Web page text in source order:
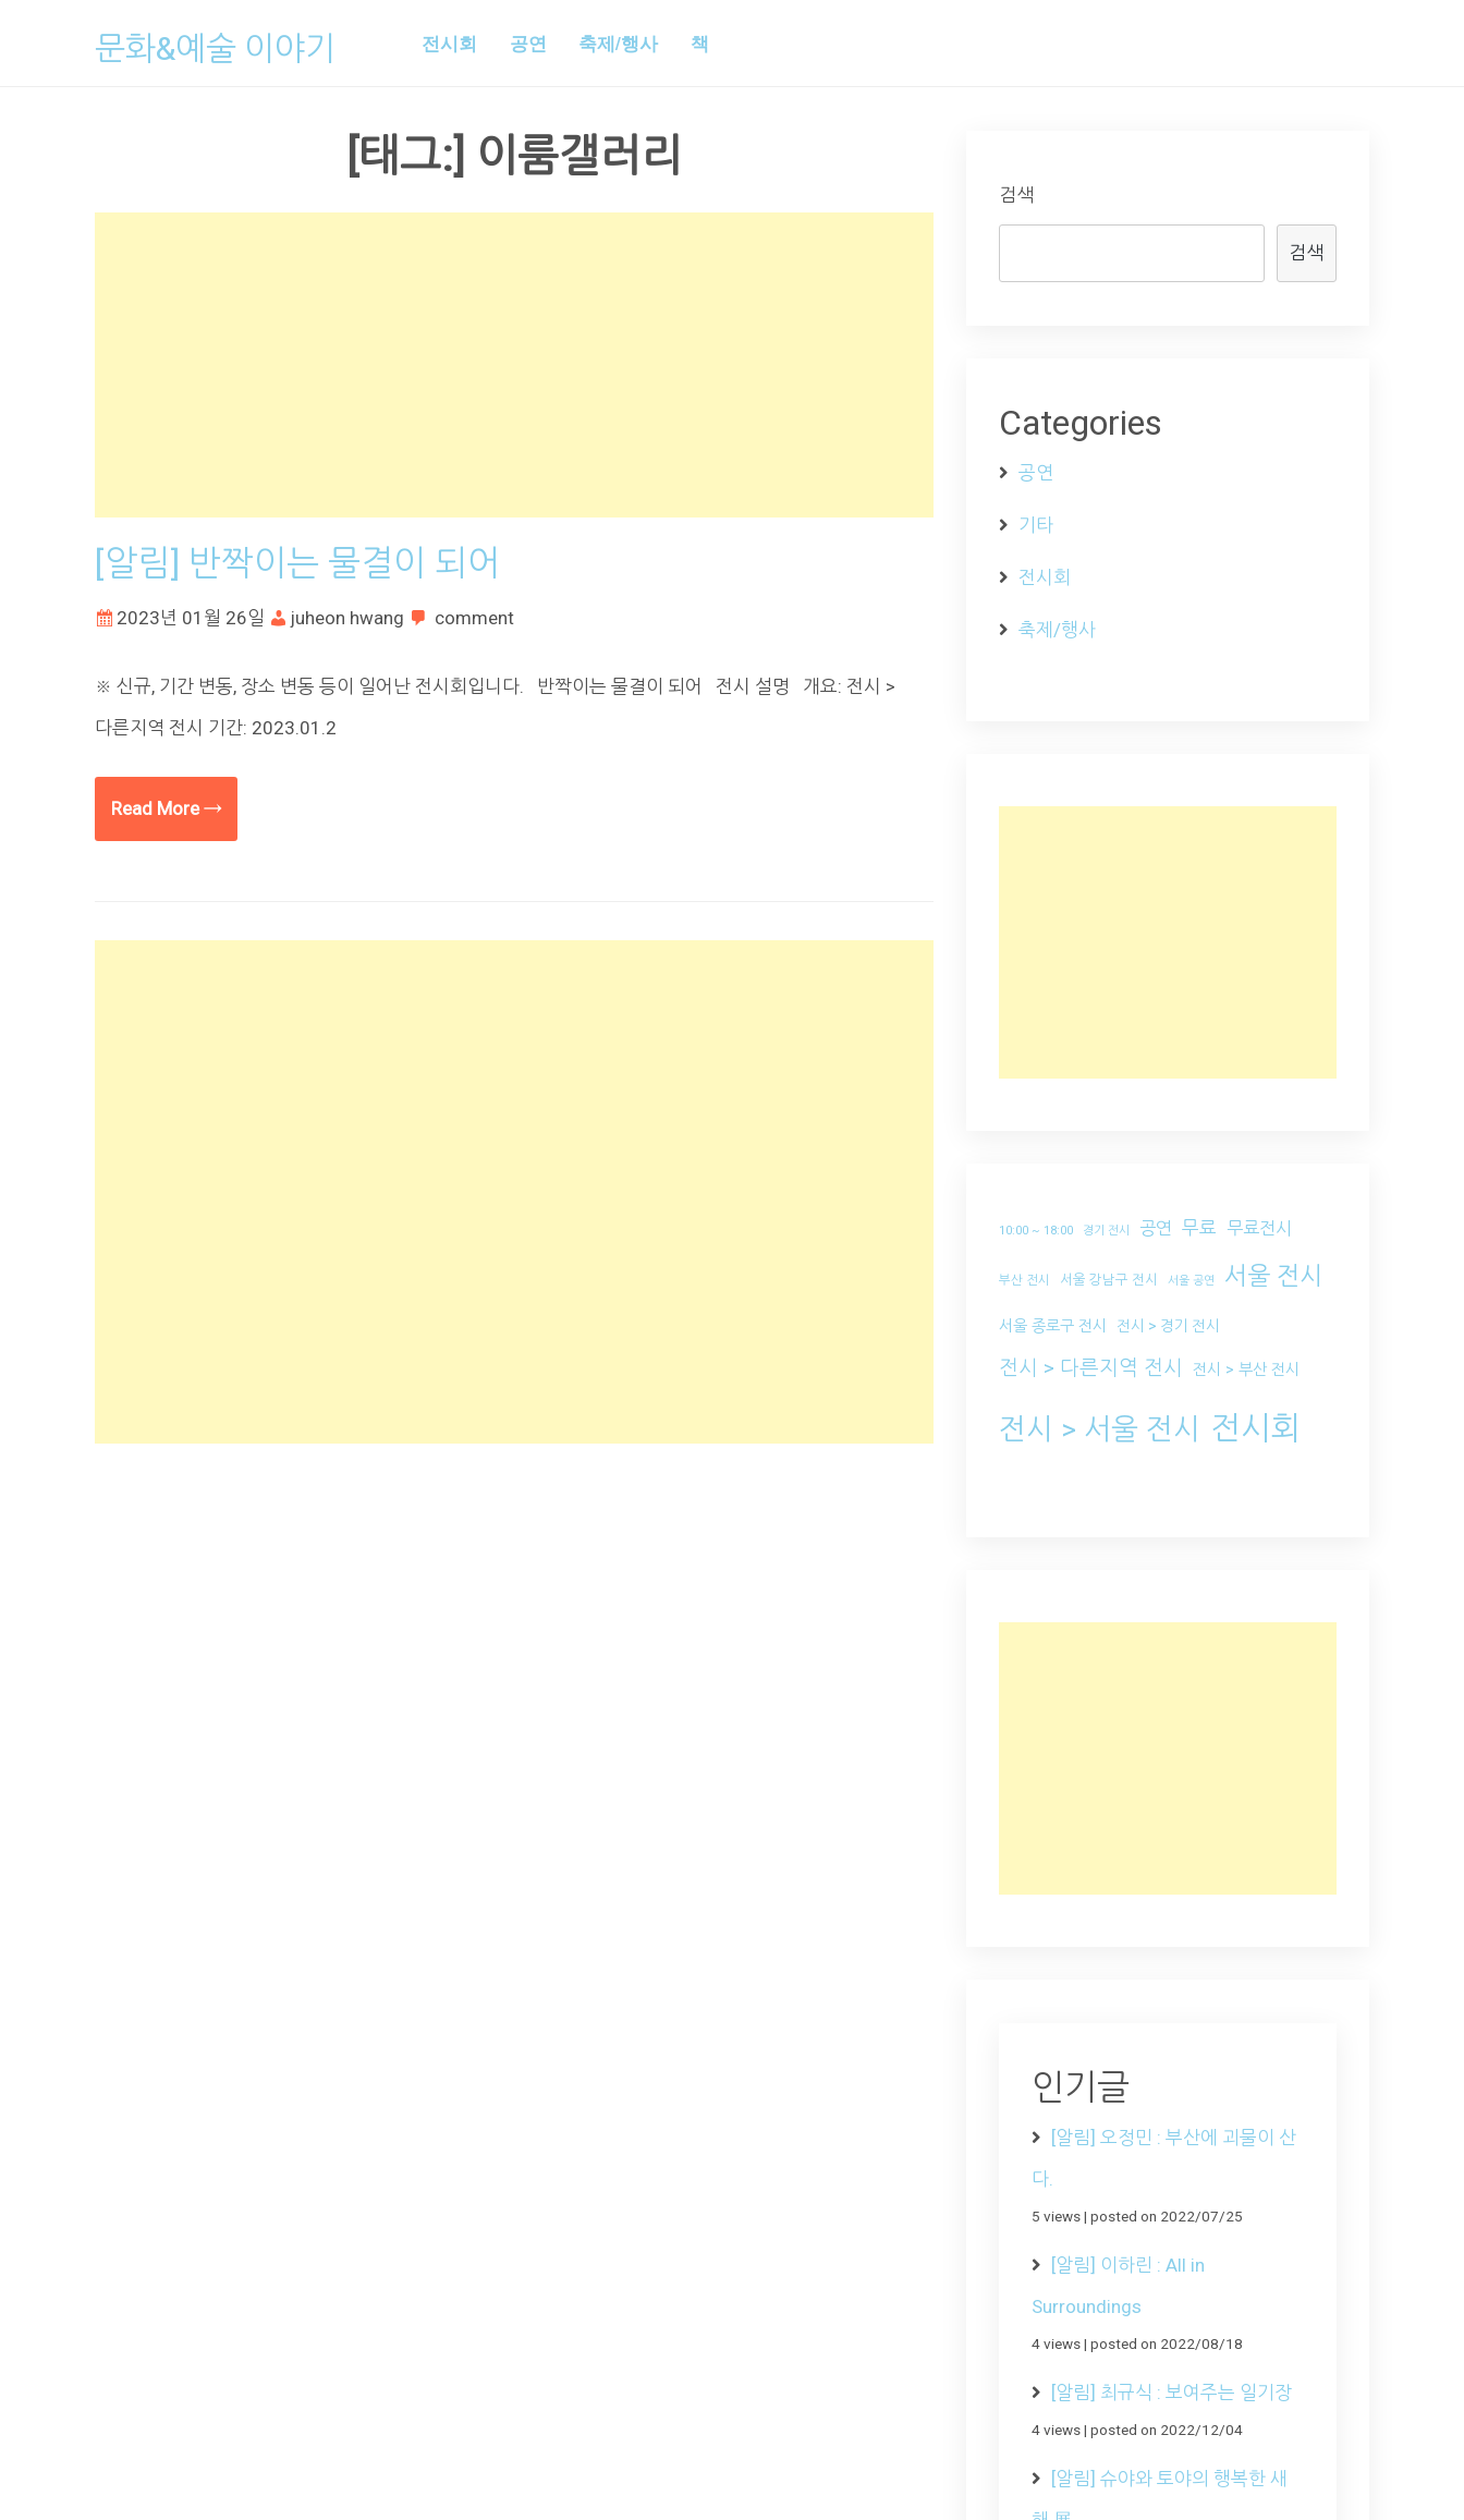
문화&예술 이야기 전시회 공연 축제/행사 책
[태그:] 이룸갤러리
[알림] 반짝이는 물결이 되어
2023년 01월 26일 juheon hwang comment
※ 신규, 기간 변동, 장소 변동 등이 일어난 전시회입니다. 반짝이는 물결이 되어 전시 설명 개요: 전시 >
다른지역 전시 기간: 2023.01.2
Read More →
검색
검색
Categories
공연
기타
전시회
축제/행사
10:00 ~ 18:00 경기 전시 공연 무료 무료전시
부산 전시 서울 강남구 전시 서울 공연 서울 전시
서울 종로구 전시 전시 > 경기 전시
전시 > 다른지역 전시 전시 > 부산 전시
전시 > 서울 전시 전시회
인기글
[알림] 오정민 : 부산에 괴물이 산
다.
5 views| posted on 2022/07/25
[알림] 이하린 : All in
Surroundings
4 views| posted on 2022/08/18
[알림] 최규식 : 보여주는 일기장
4 views| posted on 2022/12/04
[알림] 슈야와 토야의 행복한 새